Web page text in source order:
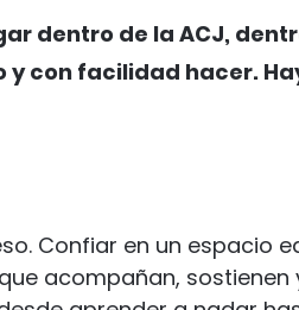
dentro de la ACJ,
y con facilidad hacer.
Confiar en un espacio
acompañan, sostienen